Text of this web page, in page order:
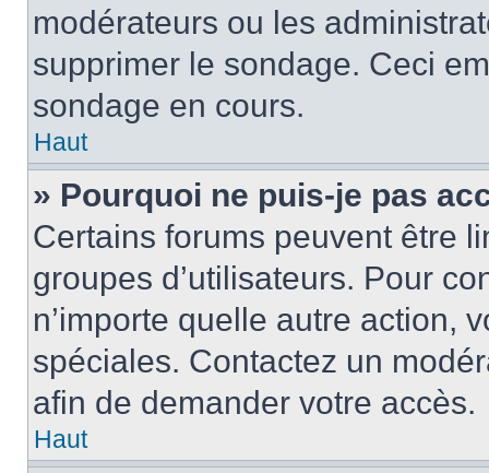
modérateurs ou les
supprimer le sondage. Ceci
sondage en cours.
Haut
» Pourquoi ne puis-je pas
Certains forums peuvent être
groupes d’utilisateurs. Pour
n’importe quelle autre action,
spéciales. Contactez un
afin de demander votre accès.
Haut